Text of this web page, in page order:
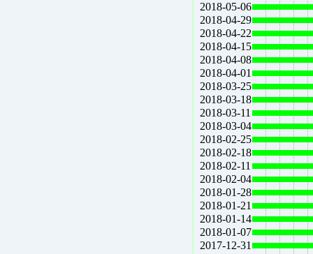
2018-05-06
2018-04-29
2018-04-22
2018-04-15
2018-04-08
2018-04-01
2018-03-25
2018-03-18
2018-03-11
2018-03-04
2018-02-25
2018-02-18
2018-02-11
2018-02-04
2018-01-28
2018-01-21
2018-01-14
2018-01-07
2017-12-31